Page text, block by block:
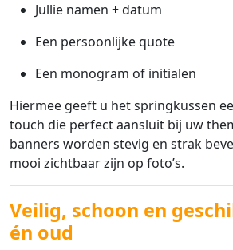
Jullie namen + datum
Een persoonlijke quote
Een monogram of initialen
Hiermee geeft u het springkussen
touch die perfect aansluit bij uw
banners worden stevig en strak
mooi zichtbaar zijn op foto’s.
Veilig, schoon en
én oud